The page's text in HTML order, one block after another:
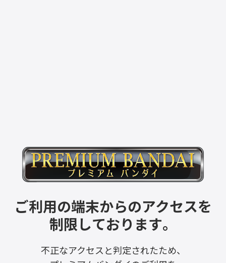
ご利用の端末からのアクセスを
制限しております。
不正なアクセスと判定されたため、